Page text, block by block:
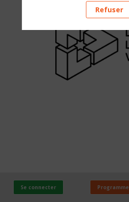
LOUVRE
LENS
VALLEE
Se connecter Programme
Refuser